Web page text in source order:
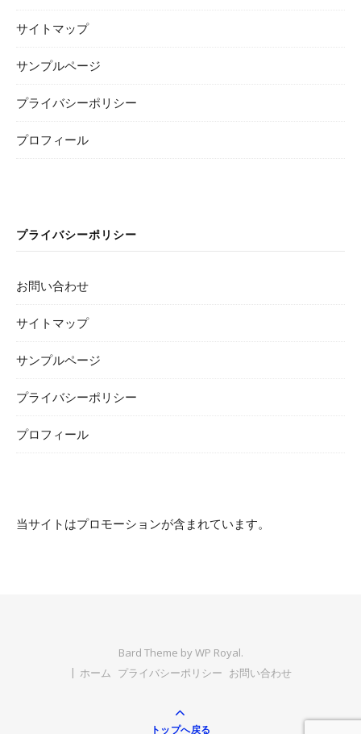
サイトマップ
サンプルページ
プライバシーポリシー
プロフィール
プライバシーポリシー
お問い合わせ
サイトマップ
サンプルページ
プライバシーポリシー
プロフィール
当サイトはプロモーションが含まれています。
Bard Theme byWP Royal.
ホーム プライバシーポリシー お問い合わせ
トップへ戻る